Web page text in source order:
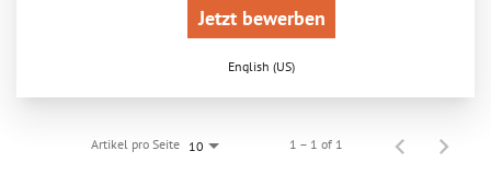
Jetzt bewerben
English (US)
Artikel pro Seite 10 1 – 1 of 1